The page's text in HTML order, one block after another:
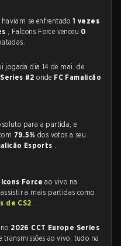
haviam se enfrentado1 vezes
, Falcons Force venceu 0
jogada dia 14 de mai. de
Series #2onde FC Famalicão
para a partida, e
79.5%dos votos a seu
Esports .
Forceao vivo na
a mais partidas como
de CS2 .
2026 CCT Europe Series
transmissões ao vivo, tudo na